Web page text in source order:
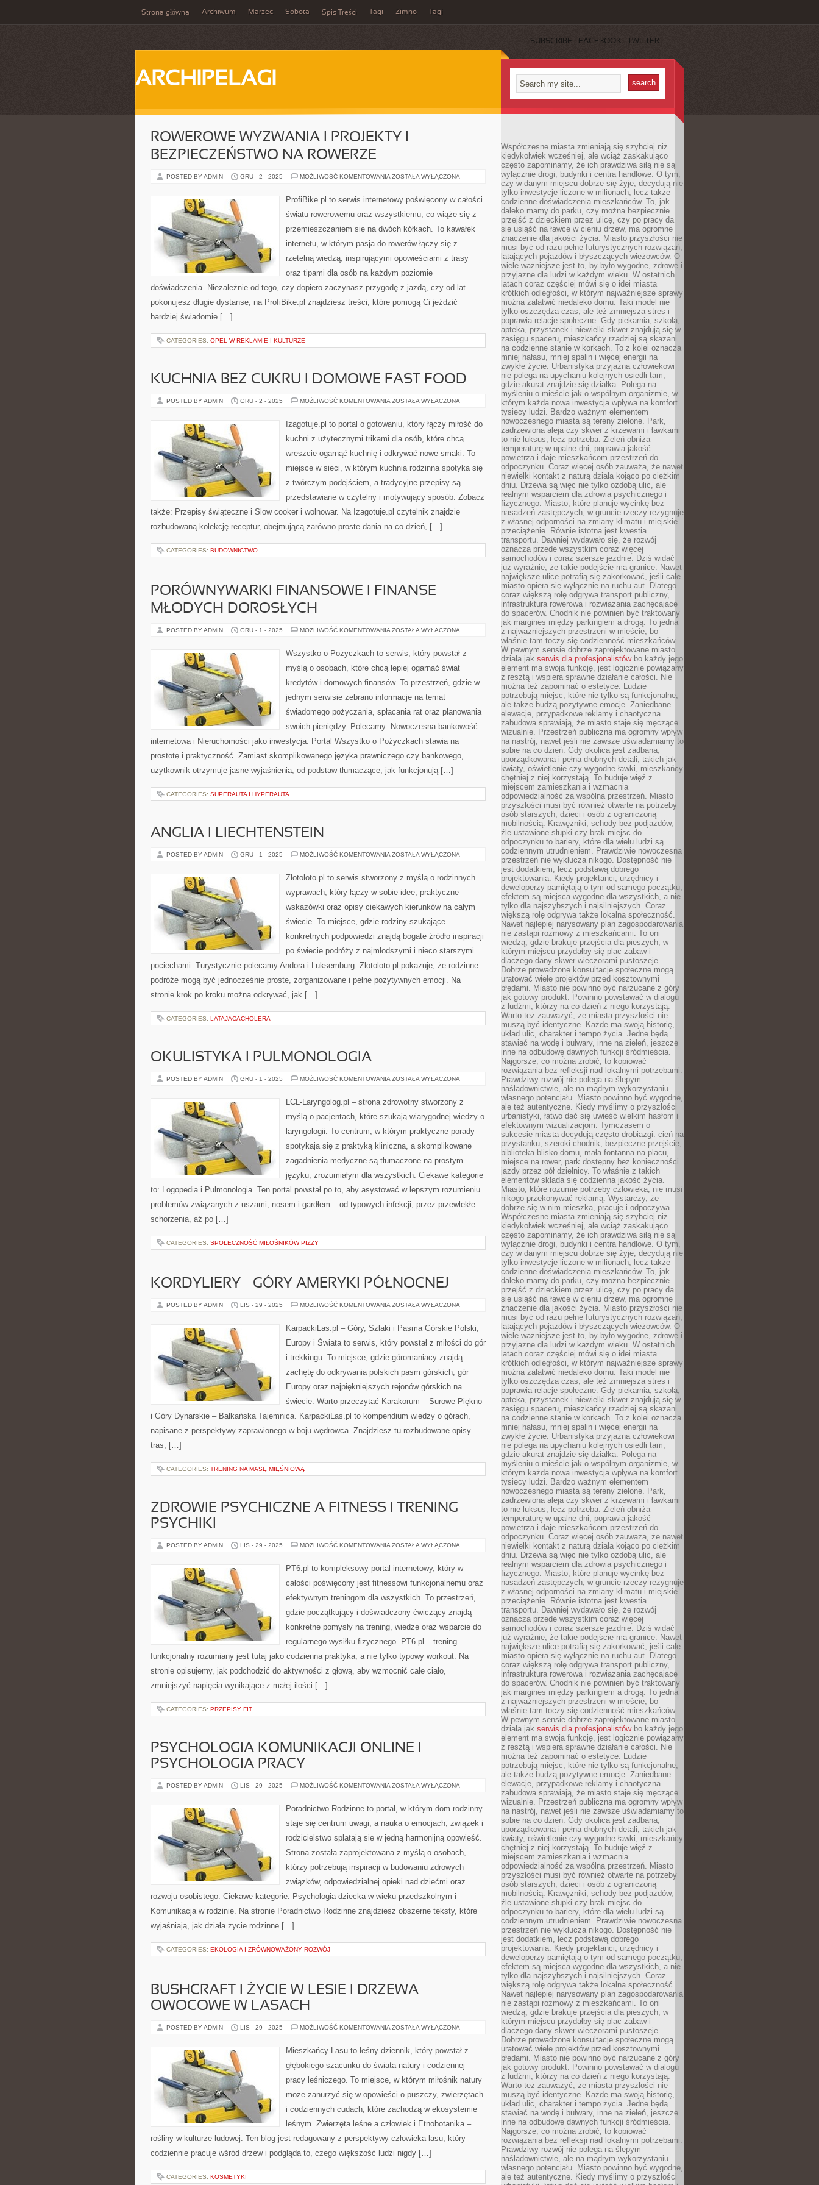
Strona główna Archiwum Marzec Sobota Spis Treści Tagi Zimno Tagi
SUBSCRIBE FACEBOOK TWITTER
ARCHIPELAGI
ROWEROWE WYZWANIA I PROJEKTY I
BEZPIECZEŃSTWO NA ROWERZE
POSTED BY ADMIN GRU - 2 - 2025 MOŻLIWOŚĆ KOMENTOWANIA ROWEROWE
PROJEKTY
I
NA
ZOSTAŁA WYŁĄCZONA
ProfiBike.pl to serwis internetowy poświęcony w całości
światu rowerowemu oraz wszystkiemu, co wiąże się z
przemieszczaniem się na dwóch kółkach. To kawałek
internetu, w którym pasja do rowerów łączy się z
rzetelną wiedzą, inspirującymi opowieściami z trasy
oraz tipami dla osób na każdym poziomie
doświadczenia. Niezależnie od tego, czy dopiero zaczynasz przygodę z jazdą, czy od lat
pokonujesz długie dystanse, na ProfiBike.pl znajdziesz treści, które pomogą Ci jeździć
bardziej świadomie […]
CATEGORIES: OPEL W REKLAMIE I KULTURZE
KUCHNIA BEZ CUKRU I DOMOWE FAST FOOD
POSTED BY ADMIN GRU - 2 - 2025 MOŻLIWOŚĆ KOMENTOWANIA KUCHNIA
DOMOWE
FOOD
ZOSTAŁA WYŁĄCZONA
Izagotuje.pl to portal o gotowaniu, który łączy miłość do
kuchni z użytecznymi trikami dla osób, które chcą
wreszcie ogarnąć kuchnię i odkrywać nowe smaki. To
miejsce w sieci, w którym kuchnia rodzinna spotyka się
z twórczym podejściem, a tradycyjne przepisy są
przedstawiane w czytelny i motywujący sposób. Zobacz
także: Przepisy świąteczne i Slow cooker i wolnowar. Na Izagotuje.pl czytelnik znajdzie
rozbudowaną kolekcję receptur, obejmującą zarówno proste dania na co dzień, […]
CATEGORIES: BUDOWNICTWO
PORÓWNYWARKI FINANSOWE I FINANSE
MŁODYCH DOROSŁYCH
POSTED BY ADMIN GRU - 1 - 2025 MOŻLIWOŚĆ KOMENTOWANIA PORÓWNYWARKI
FINANSE
MŁODYCH
ZOSTAŁA WYŁĄCZONA
Wszystko o Pożyczkach to serwis, który powstał z
myślą o osobach, które chcą lepiej ogarnąć świat
kredytów i domowych finansów. To przestrzeń, gdzie w
jednym serwisie zebrano informacje na temat
świadomego pożyczania, spłacania rat oraz planowania
swoich pieniędzy. Polecamy: Nowoczesna bankowość
internetowa i Nieruchomości jako inwestycja. Portal Wszystko o Pożyczkach stawia na
prostotę i praktyczność. Zamiast skomplikowanego języka prawniczego czy bankowego,
użytkownik otrzymuje jasne wyjaśnienia, od podstaw tłumaczące, jak funkcjonują […]
CATEGORIES: SUPERAUTA I HYPERAUTA
ANGLIA I LIECHTENSTEIN
POSTED BY ADMIN GRU - 1 - 2025 MOŻLIWOŚĆ KOMENTOWANIA ANGLIA
ZOSTAŁA WYŁĄCZONA
Zlotoloto.pl to serwis stworzony z myślą o rodzinnych
wyprawach, który łączy w sobie idee, praktyczne
wskazówki oraz opisy ciekawych kierunków na całym
świecie. To miejsce, gdzie rodziny szukające
konkretnych podpowiedzi znajdą bogate źródło inspiracji
po świecie podróży z najmłodszymi i nieco starszymi
pociechami. Turystycznie polecamy Andora i Luksemburg. Zlotoloto.pl pokazuje, że rodzinne
podróże mogą być jednocześnie proste, zorganizowane i pełne pozytywnych emocji. Na
stronie krok po kroku można odkrywać, jak […]
CATEGORIES: LATAJACACHOLERA
OKULISTYKA I PULMONOLOGIA
POSTED BY ADMIN GRU - 1 - 2025 MOŻLIWOŚĆ KOMENTOWANIA OKULISTYKA
ZOSTAŁA WYŁĄCZONA
LCL-Laryngolog.pl – strona zdrowotny stworzony z
myślą o pacjentach, które szukają wiarygodnej wiedzy o
laryngologii. To centrum, w którym praktyczne porady
spotykają się z praktyką kliniczną, a skomplikowane
zagadnienia medyczne są tłumaczone na prostym
języku, zrozumiałym dla wszystkich. Ciekawe kategorie
to: Logopedia i Pulmonologia. Ten portal powstał po to, aby asystować w lepszym rozumieniu
problemów związanych z uszami, nosem i gardłem – od typowych infekcji, przez przewlekłe
schorzenia, aż po […]
CATEGORIES: SPOŁECZNOŚĆ MIŁOŚNIKÓW PIZZY
KORDYLIERY – GÓRY AMERYKI PÓŁNOCNEJ
POSTED BY ADMIN LIS - 29 - 2025 MOŻLIWOŚĆ KOMENTOWANIA KORDYLIERY
AMERYKI
PÓŁNOCNEJ
ZOSTAŁA WYŁĄCZONA
KarpackiLas.pl – Góry, Szlaki i Pasma Górskie Polski,
Europy i Świata to serwis, który powstał z miłości do gór
i trekkingu. To miejsce, gdzie góromaniacy znajdą
zachętę do odkrywania polskich pasm górskich, gór
Europy oraz najpiękniejszych rejonów górskich na
świecie. Warto przeczytać Karakorum – Surowe Piękno
i Góry Dynarskie – Bałkańska Tajemnica. KarpackiLas.pl to kompendium wiedzy o górach,
napisane z perspektywy zaprawionego w boju wędrowca. Znajdziesz tu rozbudowane opisy
tras, […]
CATEGORIES: TRENING NA MASĘ MIĘŚNIOWĄ
ZDROWIE PSYCHICZNE A FITNESS I TRENING
PSYCHIKI
POSTED BY ADMIN LIS - 29 - 2025 MOŻLIWOŚĆ KOMENTOWANIA ZDROWIE
FITNESS
PSYCHIKI
ZOSTAŁA WYŁĄCZONA
PT6.pl to kompleksowy portal internetowy, który w
całości poświęcony jest fitnessowi funkcjonalnemu oraz
efektywnym treningom dla wszystkich. To przestrzeń,
gdzie początkujący i doświadczony ćwiczący znajdą
konkretne pomysły na trening, wiedzę oraz wsparcie do
regularnego wysiłku fizycznego. PT6.pl – trening
funkcjonalny rozumiany jest tutaj jako codzienna praktyka, a nie tylko typowy workout. Na
stronie opisujemy, jak podchodzić do aktywności z głową, aby wzmocnić całe ciało,
zmniejszyć napięcia wynikające z małej ilości […]
CATEGORIES: PRZEPISY FIT
PSYCHOLOGIA KOMUNIKACJI ONLINE I
PSYCHOLOGIA PRACY
POSTED BY ADMIN LIS - 29 - 2025 MOŻLIWOŚĆ KOMENTOWANIA PSYCHOLOGIA
PSYCHOLOGIA
ZOSTAŁA WYŁĄCZONA
Poradnictwo Rodzinne to portal, w którym dom rodzinny
staje się centrum uwagi, a nauka o emocjach, związek i
rodzicielstwo splatają się w jedną harmonijną opowieść.
Strona została zaprojektowana z myślą o osobach,
którzy potrzebują inspiracji w budowaniu zdrowych
związków, odpowiedzialnej opieki nad dziećmi oraz
rozwoju osobistego. Ciekawe kategorie: Psychologia dziecka w wieku przedszkolnym i
Komunikacja w rodzinie. Na stronie Poradnictwo Rodzinne znajdziesz obszerne teksty, które
wyjaśniają, jak działa życie rodzinne […]
CATEGORIES: EKOLOGIA I ZRÓWNOWAŻONY ROZWÓJ
BUSHCRAFT I ŻYCIE W LESIE I DRZEWA
OWOCOWE W LASACH
POSTED BY ADMIN LIS - 29 - 2025 MOŻLIWOŚĆ KOMENTOWANIA BUSHCRAFT
LESIE
DRZEWA
W
ZOSTAŁA WYŁĄCZONA
Mieszkańcy Lasu to leśny dziennik, który powstał z
głębokiego szacunku do świata natury i codziennej
pracy leśniczego. To miejsce, w którym miłośnik natury
może zanurzyć się w opowieści o puszczy, zwierzętach
i codziennych cudach, które zachodzą w ekosystemie
leśnym. Zwierzęta leśne a człowiek i Etnobotanika –
rośliny w kulturze ludowej. Ten blog jest redagowany z perspektywy człowieka lasu, który
codziennie pracuje wśród drzew i podgląda to, czego większość ludzi nigdy […]
CATEGORIES: KOSMETYKI
Współczesne miasta zmieniają się szybciej niż
kiedykolwiek wcześniej, ale wciąż zaskakująco
często zapominamy, że ich prawdziwą siłą nie są
wyłącznie drogi, budynki i centra handlowe. O tym,
czy w danym miejscu dobrze się żyje, decydują nie
tylko inwestycje liczone w milionach, lecz także
codzienne doświadczenia mieszkańców. To, jak
daleko mamy do parku, czy można bezpiecznie
przejść z dzieckiem przez ulicę, czy po pracy da
się usiąść na ławce w cieniu drzew, ma ogromne
znaczenie dla jakości życia. Miasto przyszłości nie
musi być od razu pełne futurystycznych rozwiązań,
latających pojazdów i błyszczących wieżowców. O
wiele ważniejsze jest to, by było wygodne, zdrowe i
przyjazne dla ludzi w każdym wieku. W ostatnich
latach coraz częściej mówi się o idei miasta
krótkich odległości, w którym najważniejsze sprawy
można załatwić niedaleko domu. Taki model nie
tylko oszczędza czas, ale też zmniejsza stres i
poprawia relacje społeczne. Gdy piekarnia, szkoła,
apteka, przystanek i niewielki skwer znajdują się w
zasięgu spaceru, mieszkańcy rzadziej są skazani
na codzienne stanie w korkach. To z kolei oznacza
mniej hałasu, mniej spalin i więcej energii na
zwykłe życie. Urbanistyka przyjazna człowiekowi
nie polega na upychaniu kolejnych osiedli tam,
gdzie akurat znajdzie się działka. Polega na
myśleniu o mieście jak o wspólnym organizmie, w
którym każda nowa inwestycja wpływa na komfort
tysięcy ludzi. Bardzo ważnym elementem
nowoczesnego miasta są tereny zielone. Park,
zadrzewiona aleja czy skwer z krzewami i ławkami
to nie luksus, lecz potrzeba. Zieleń obniża
temperaturę w upalne dni, poprawia jakość
powietrza i daje mieszkańcom przestrzeń do
odpoczynku. Coraz więcej osób zauważa, że nawet
niewielki kontakt z naturą działa kojąco po ciężkim
dniu. Drzewa są więc nie tylko ozdobą ulic, ale
realnym wsparciem dla zdrowia psychicznego i
fizycznego. Miasto, które planuje wycinkę bez
nasadzeń zastępczych, w gruncie rzeczy rezygnuje
z własnej odporności na zmiany klimatu i miejskie
przeciążenie. Równie istotna jest kwestia
transportu. Dawniej wydawało się, że rozwój
oznacza przede wszystkim coraz więcej
samochodów i coraz szersze jezdnie. Dziś widać
już wyraźnie, że takie podejście ma granice. Nawet
największe ulice potrafią się zakorkować, jeśli całe
miasto opiera się wyłącznie na ruchu aut. Dlatego
coraz większą rolę odgrywa transport publiczny,
infrastruktura rowerowa i rozwiązania zachęcające
do spacerów. Chodnik nie powinien być traktowany
jak margines między parkingiem a drogą. To jedna
z najważniejszych przestrzeni w mieście, bo
właśnie tam toczy się codzienność mieszkańców.
W pewnym sensie dobrze zaprojektowane miasto
działa jak serwis dla profesjonalistówbo każdy jego
element ma swoją funkcję, jest logicznie powiązany
z resztą i wspiera sprawne działanie całości. Nie
można też zapominać o estetyce. Ludzie
potrzebują miejsc, które nie tylko są funkcjonalne,
ale także budzą pozytywne emocje. Zaniedbane
elewacje, przypadkowe reklamy i chaotyczna
zabudowa sprawiają, że miasto staje się męczące
wizualnie. Przestrzeń publiczna ma ogromny wpływ
na nastrój, nawet jeśli nie zawsze uświadamiamy to
sobie na co dzień. Gdy okolica jest zadbana,
uporządkowana i pełna drobnych detali, takich jak
kwiaty, oświetlenie czy wygodne ławki, mieszkańcy
chętniej z niej korzystają. To buduje więź z
miejscem zamieszkania i wzmacnia
odpowiedzialność za wspólną przestrzeń. Miasto
przyszłości musi być również otwarte na potrzeby
osób starszych, dzieci i osób z ograniczoną
mobilnością. Krawężniki, schody bez podjazdów,
źle ustawione słupki czy brak miejsc do
odpoczynku to bariery, które dla wielu ludzi są
codziennym utrudnieniem. Prawdziwie nowoczesna
przestrzeń nie wyklucza nikogo. Dostępność nie
jest dodatkiem, lecz podstawą dobrego
projektowania. Kiedy projektanci, urzędnicy i
deweloperzy pamiętają o tym od samego początku,
efektem są miejsca wygodne dla wszystkich, a nie
tylko dla najszybszych i najsilniejszych. Coraz
większą rolę odgrywa także lokalna społeczność.
Nawet najlepiej narysowany plan zagospodarowania
nie zastąpi rozmowy z mieszkańcami. To oni
wiedzą, gdzie brakuje przejścia dla pieszych, w
którym miejscu przydałby się plac zabaw i
dlaczego dany skwer wieczorami pustoszeje.
Dobrze prowadzone konsultacje społeczne mogą
uratować wiele projektów przed kosztownymi
błędami. Miasto nie powinno być narzucane z góry
jak gotowy produkt. Powinno powstawać w dialogu
z ludźmi, którzy na co dzień z niego korzystają.
Warto też zauważyć, że miasta przyszłości nie
muszą być identyczne. Każde ma swoją historię,
układ ulic, charakter i tempo życia. Jedne będą
stawiać na wodę i bulwary, inne na zieleń, jeszcze
inne na odbudowę dawnych funkcji śródmieścia.
Najgorsze, co można zrobić, to kopiować
rozwiązania bez refleksji nad lokalnymi potrzebami.
Prawdziwy rozwój nie polega na ślepym
naśladownictwie, ale na mądrym wykorzystaniu
własnego potencjału. Miasto powinno być wygodne,
ale też autentyczne. Kiedy myślimy o przyszłości
urbanistyki, łatwo dać się uwieść wielkim hasłom i
efektownym wizualizacjom. Tymczasem o
sukcesie miasta decydują często drobiazgi: cień na
przystanku, szeroki chodnik, bezpieczne przejście,
biblioteka blisko domu, mała fontanna na placu,
miejsce na rower, park dostępny bez konieczności
jazdy przez pół dzielnicy. To właśnie z takich
elementów składa się codzienna jakość życia.
Miasto, które rozumie potrzeby człowieka, nie musi
nikogo przekonywać reklamą. Wystarczy, że
dobrze się w nim mieszka, pracuje i odpoczywa.
Współczesne miasta zmieniają się szybciej niż
kiedykolwiek wcześniej, ale wciąż zaskakująco
często zapominamy, że ich prawdziwą siłą nie są
wyłącznie drogi, budynki i centra handlowe. O tym,
czy w danym miejscu dobrze się żyje, decydują nie
tylko inwestycje liczone w milionach, lecz także
codzienne doświadczenia mieszkańców. To, jak
daleko mamy do parku, czy można bezpiecznie
przejść z dzieckiem przez ulicę, czy po pracy da
się usiąść na ławce w cieniu drzew, ma ogromne
znaczenie dla jakości życia. Miasto przyszłości nie
musi być od razu pełne futurystycznych rozwiązań,
latających pojazdów i błyszczących wieżowców. O
wiele ważniejsze jest to, by było wygodne, zdrowe i
przyjazne dla ludzi w każdym wieku. W ostatnich
latach coraz częściej mówi się o idei miasta
krótkich odległości, w którym najważniejsze sprawy
można załatwić niedaleko domu. Taki model nie
tylko oszczędza czas, ale też zmniejsza stres i
poprawia relacje społeczne. Gdy piekarnia, szkoła,
apteka, przystanek i niewielki skwer znajdują się w
zasięgu spaceru, mieszkańcy rzadziej są skazani
na codzienne stanie w korkach. To z kolei oznacza
mniej hałasu, mniej spalin i więcej energii na
zwykłe życie. Urbanistyka przyjazna człowiekowi
nie polega na upychaniu kolejnych osiedli tam,
gdzie akurat znajdzie się działka. Polega na
myśleniu o mieście jak o wspólnym organizmie, w
którym każda nowa inwestycja wpływa na komfort
tysięcy ludzi. Bardzo ważnym elementem
nowoczesnego miasta są tereny zielone. Park,
zadrzewiona aleja czy skwer z krzewami i ławkami
to nie luksus, lecz potrzeba. Zieleń obniża
temperaturę w upalne dni, poprawia jakość
powietrza i daje mieszkańcom przestrzeń do
odpoczynku. Coraz więcej osób zauważa, że nawet
niewielki kontakt z naturą działa kojąco po ciężkim
dniu. Drzewa są więc nie tylko ozdobą ulic, ale
realnym wsparciem dla zdrowia psychicznego i
fizycznego. Miasto, które planuje wycinkę bez
nasadzeń zastępczych, w gruncie rzeczy rezygnuje
z własnej odporności na zmiany klimatu i miejskie
przeciążenie. Równie istotna jest kwestia
transportu. Dawniej wydawało się, że rozwój
oznacza przede wszystkim coraz więcej
samochodów i coraz szersze jezdnie. Dziś widać
już wyraźnie, że takie podejście ma granice. Nawet
największe ulice potrafią się zakorkować, jeśli całe
miasto opiera się wyłącznie na ruchu aut. Dlatego
coraz większą rolę odgrywa transport publiczny,
infrastruktura rowerowa i rozwiązania zachęcające
do spacerów. Chodnik nie powinien być traktowany
jak margines między parkingiem a drogą. To jedna
z najważniejszych przestrzeni w mieście, bo
właśnie tam toczy się codzienność mieszkańców.
W pewnym sensie dobrze zaprojektowane miasto
działa jak serwis dla profesjonalistówbo każdy jego
element ma swoją funkcję, jest logicznie powiązany
z resztą i wspiera sprawne działanie całości. Nie
można też zapominać o estetyce. Ludzie
potrzebują miejsc, które nie tylko są funkcjonalne,
ale także budzą pozytywne emocje. Zaniedbane
elewacje, przypadkowe reklamy i chaotyczna
zabudowa sprawiają, że miasto staje się męczące
wizualnie. Przestrzeń publiczna ma ogromny wpływ
na nastrój, nawet jeśli nie zawsze uświadamiamy to
sobie na co dzień. Gdy okolica jest zadbana,
uporządkowana i pełna drobnych detali, takich jak
kwiaty, oświetlenie czy wygodne ławki, mieszkańcy
chętniej z niej korzystają. To buduje więź z
miejscem zamieszkania i wzmacnia
odpowiedzialność za wspólną przestrzeń. Miasto
przyszłości musi być również otwarte na potrzeby
osób starszych, dzieci i osób z ograniczoną
mobilnością. Krawężniki, schody bez podjazdów,
źle ustawione słupki czy brak miejsc do
odpoczynku to bariery, które dla wielu ludzi są
codziennym utrudnieniem. Prawdziwie nowoczesna
przestrzeń nie wyklucza nikogo. Dostępność nie
jest dodatkiem, lecz podstawą dobrego
projektowania. Kiedy projektanci, urzędnicy i
deweloperzy pamiętają o tym od samego początku,
efektem są miejsca wygodne dla wszystkich, a nie
tylko dla najszybszych i najsilniejszych. Coraz
większą rolę odgrywa także lokalna społeczność.
Nawet najlepiej narysowany plan zagospodarowania
nie zastąpi rozmowy z mieszkańcami. To oni
wiedzą, gdzie brakuje przejścia dla pieszych, w
którym miejscu przydałby się plac zabaw i
dlaczego dany skwer wieczorami pustoszeje.
Dobrze prowadzone konsultacje społeczne mogą
uratować wiele projektów przed kosztownymi
błędami. Miasto nie powinno być narzucane z góry
jak gotowy produkt. Powinno powstawać w dialogu
z ludźmi, którzy na co dzień z niego korzystają.
Warto też zauważyć, że miasta przyszłości nie
muszą być identyczne. Każde ma swoją historię,
układ ulic, charakter i tempo życia. Jedne będą
stawiać na wodę i bulwary, inne na zieleń, jeszcze
inne na odbudowę dawnych funkcji śródmieścia.
Najgorsze, co można zrobić, to kopiować
rozwiązania bez refleksji nad lokalnymi potrzebami.
Prawdziwy rozwój nie polega na ślepym
naśladownictwie, ale na mądrym wykorzystaniu
własnego potencjału. Miasto powinno być wygodne,
ale też autentyczne. Kiedy myślimy o przyszłości